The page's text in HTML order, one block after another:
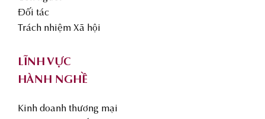
Đối tác
Trách nhiệm Xã hội
LĨNH VỰC
HÀNH NGHỀ
Kinh doanh thương mại